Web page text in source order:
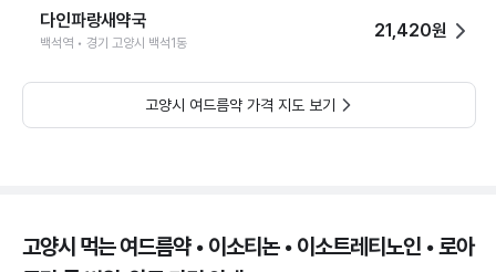
다인파랑새약국
백석역 • 경기 고양시 백석1동
21,420원
고양시 여드름약 가격 지도 보기
고양시 먹는 여드름약 • 이소티논 • 이소트레티노인 • 로아